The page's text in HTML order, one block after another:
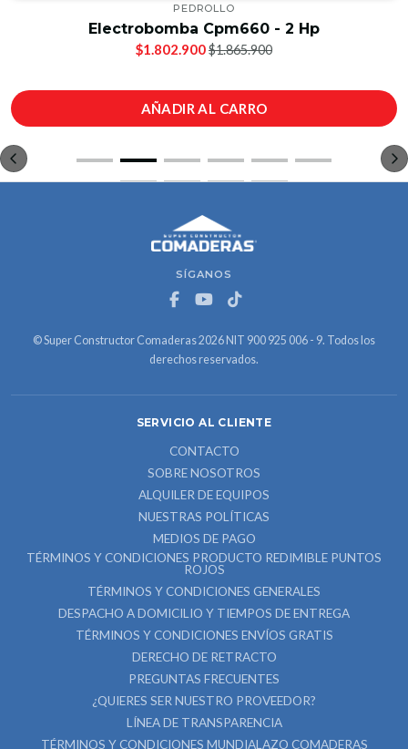
PEDROLLO
Electrobomba Cpm660 - 2 Hp
$1.802.900$1.865.900
AÑADIR AL CARRO
SÍGANOS
© Super Constructor Comaderas 2026 NIT 900 925 006 - 9. Todos los
derechos reservados.
SERVICIO AL CLIENTE
CONTACTO
SOBRE NOSOTROS
ALQUILER DE EQUIPOS
NUESTRAS POLÍTICAS
MEDIOS DE PAGO
TÉRMINOS Y CONDICIONES PRODUCTO REDIMIBLE PUNTOS
ROJOS
TÉRMINOS Y CONDICIONES GENERALES
DESPACHO A DOMICILIO Y TIEMPOS DE ENTREGA
TÉRMINOS Y CONDICIONES ENVÍOS GRATIS
DERECHO DE RETRACTO
PREGUNTAS FRECUENTES
¿QUIERES SER NUESTRO PROVEEDOR?
LÍNEA DE TRANSPARENCIA
TÉRMINOS Y CONDICIONES MUNDIALAZO COMADERAS